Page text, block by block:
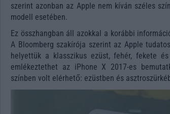
szerint azonban az Apple nem kíván széles
modell esetében.
Ez összhangban áll azokkal a korábbi
A Bloomberg szakírója szerint az Apple
helyettük a klasszikus ezüst, fehér, fekete
emlékeztethet az iPhone X 2017-es
színben volt elérhető: ezüstben és